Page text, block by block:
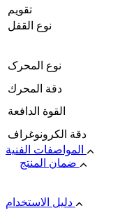
تقويم
نوع القفل
نوع المحرک
دقة المحرك
القوة الدافعة
دقة الكرونوغراف